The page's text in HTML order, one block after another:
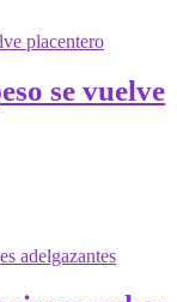
se vuelve